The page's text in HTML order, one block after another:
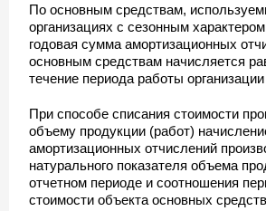
По основным средствам,
организациях с сезонным
годовая сумма амортизационных
основным средствам начисляется
течение периода работы организации
При способе списания стоимости
объему продукции (работ)
амортизационных отчислений
натурального показателя объема
отчетном периоде и соотношения
стоимости объекта основных